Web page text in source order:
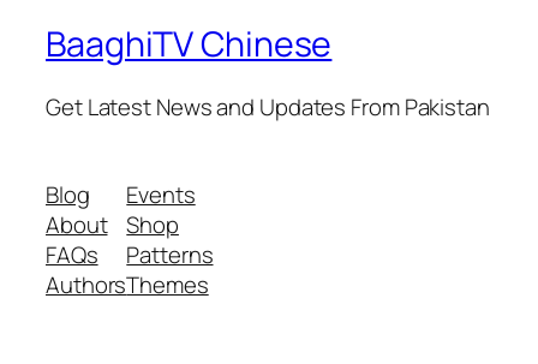
BaaghiTV Chinese
Get Latest News and Updates From Pakistan
Blog
About
FAQs
Authors
Events
Shop
Patterns
Themes